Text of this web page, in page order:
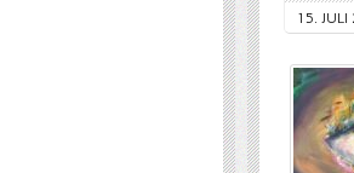
15. JULI